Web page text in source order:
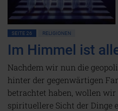
SEITE 26 RELIGIONEN
Im Himmel ist
Nachdem wir nun die
hinter der gegenwärtigen
betrachtet haben, wollen wir
spirituellere Sicht der Dinge